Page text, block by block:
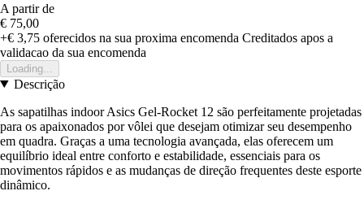
A partir de
€ 75,00
+€ 3,75 oferecidos na sua proxima encomenda Creditados apos a
validacao da sua encomenda
Loading...
Descrição
As sapatilhas indoor Asics Gel-Rocket 12 são perfeitamente projetadas
para os apaixonados por vôlei que desejam otimizar seu desempenho
em quadra. Graças a uma tecnologia avançada, elas oferecem um
equilíbrio ideal entre conforto e estabilidade, essenciais para os
movimentos rápidos e as mudanças de direção frequentes deste esporte
dinâmico.